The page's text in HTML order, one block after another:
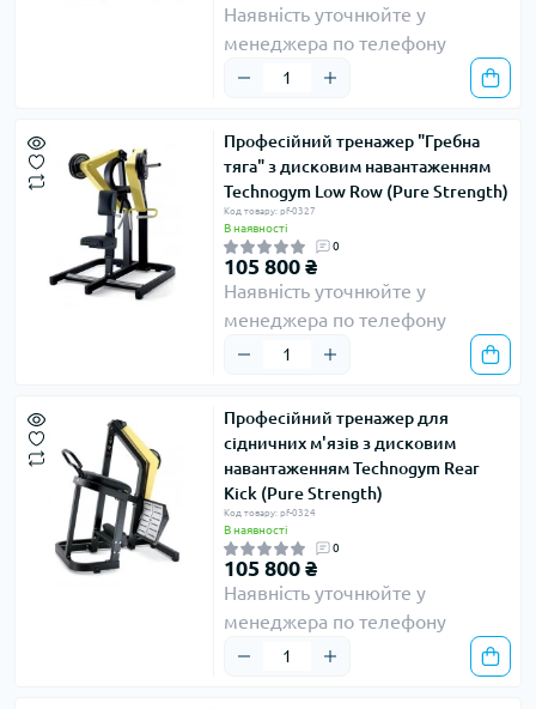
Наявність уточнюйте у
менеджера по телефону
Професійний тренажер "Гребна
тяга" з дисковим навантаженням
Technogym Low Row (Pure Strength)
Код товару: pf-0327
В наявності
0
105 800 ₴
Наявність уточнюйте у
менеджера по телефону
Професійний тренажер для
сідничних м'язів з дисковим
навантаженням Technogym Rear
Kick (Pure Strength)
Код товару: pf-0324
В наявності
0
105 800 ₴
Наявність уточнюйте у
менеджера по телефону